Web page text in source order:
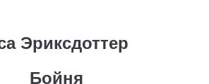
Эриксдоттер
Бойня